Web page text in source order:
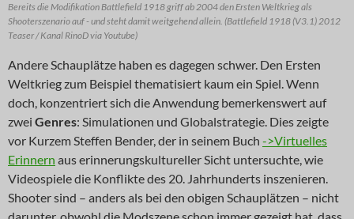
Bereits die Modifikation Battlefield 1918 griff ab 2004 den Ersten Weltkrieg als
Shooterszenario auf - und steht damit weitgehend allein. (Battlefield 1918 (V3.1) 2012
Teaser / Kanal RinoD via Youtube)
Andere Schauplätze haben es dagegen schwer. Den Ersten
Weltkrieg zum Beispiel thematisiert kaum ein Spiel. Wenn
doch, konzentriert sich die Anwendung bemerkenswert auf
zwei Genres: Simulationen und Globalstrategie. Dies zeigte
vor Kurzem Steffen Bender, der in seinem Buch ->Virtuelles
Erinnern aus erinnerungskultureller Sicht untersuchte, wie
Videospiele die Konflikte des 20. Jahrhunderts inszenieren.
Shooter sind – anders als bei den obigen Schauplätzen – nicht